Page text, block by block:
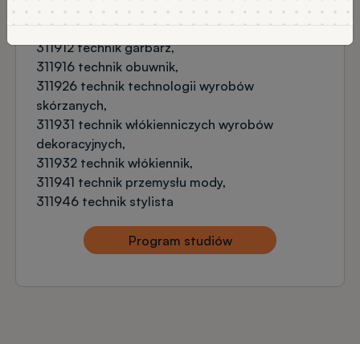
Program studiów
311912 technik garbarz
311916 technik obuwnik
311926 technik technologii wyrobów
skórzanych
311931 technik włókienniczych wyrobów
dekoracyjnych
311932 technik włókiennik
311941 technik przemysłu mody
311946 technik stylista